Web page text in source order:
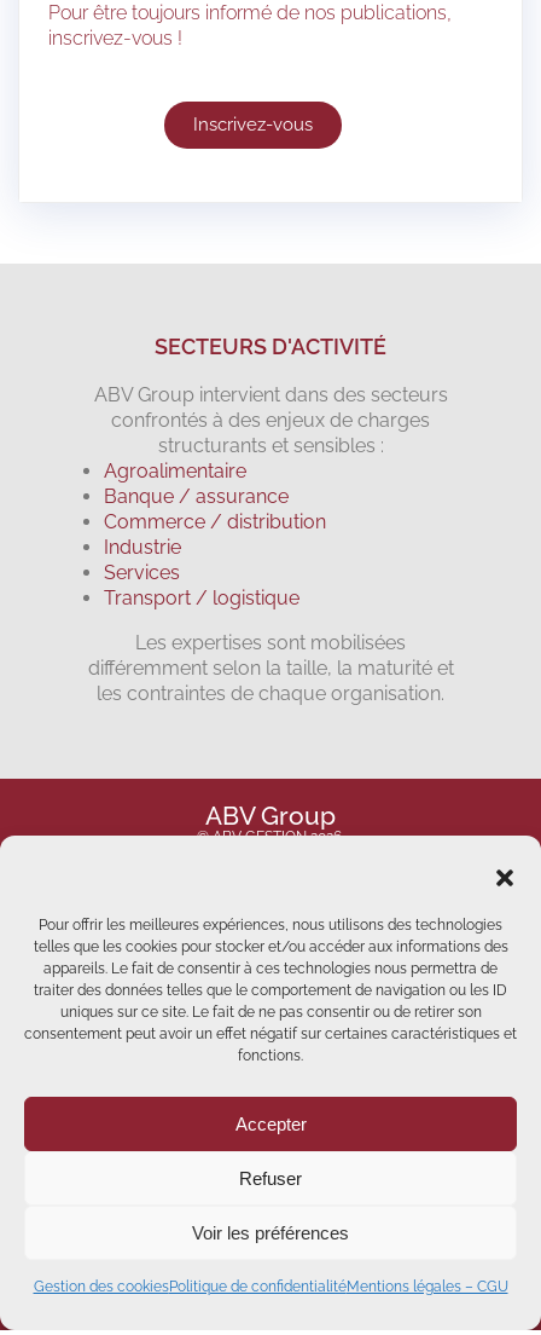
Pour offrir les meilleures expériences, nous utilisons des technologies
telles que les cookies pour stocker et/ou accéder aux informations des
appareils. Le fait de consentir à ces technologies nous permettra de
traiter des données telles que le comportement de navigation ou les ID
uniques sur ce site. Le fait de ne pas consentir ou de retirer son
consentement peut avoir un effet négatif sur certaines caractéristiques et
fonctions.
Accepter
Refuser
Voir les préférences
Gestion des cookiesPolitique de confidentialitéMentions légales – CGU
Pour être toujours informé de nos publications,
inscrivez-vous !
Inscrivez-vous
SECTEURS D'ACTIVITÉ
ABV Group intervient dans des secteurs
confrontés à des enjeux de charges
structurants et sensibles :
Agroalimentaire
Banque / assurance
Commerce / distribution
Industrie
Services
Transport / logistique
Les expertises sont mobilisées
différemment selon la taille, la maturité et
les contraintes de chaque organisation.
ABV Group
© ABV GESTION 2026.